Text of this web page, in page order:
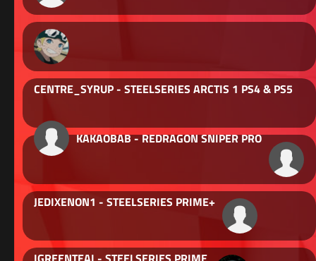
CENTRE_SYRUP - STEELSERIES ARCTIS 1 PS4 & PS5
KAKAOBAB - REDRAGON SNIPER PRO
JEDIXENON1 - STEELSERIES PRIME+